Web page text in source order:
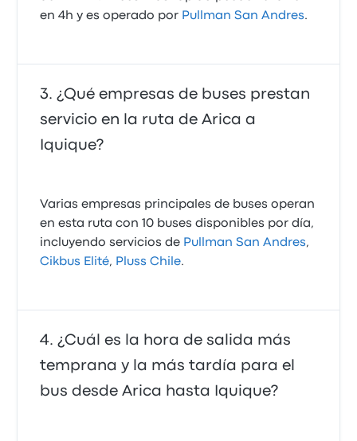
en 4h y es operado por Pullman San Andres.
¿Qué empresas de buses prestan
servicio en la ruta de Arica a
Iquique?
Varias empresas principales de buses operan
en esta ruta con 10 buses disponibles por día,
incluyendo servicios de Pullman San Andres,
Cikbus Elité, Pluss Chile.
¿Cuál es la hora de salida más
temprana y la más tardía para el
bus desde Arica hasta Iquique?